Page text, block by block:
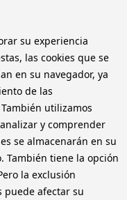
su experiencia
las cookies que se
en su navegador, ya
de las
utilizamos
y comprender
se almacenarán en su
También tiene la opción
la exclusión
puede afectar su